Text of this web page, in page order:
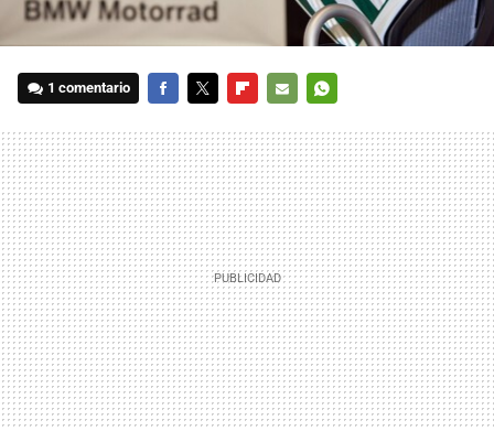
1 comentario
MAIL